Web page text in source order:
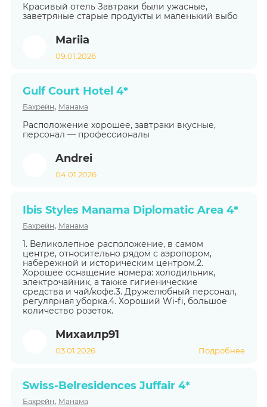
Красивый отель Завтраки были ужасные,
заветряные старые продукты и маленький выбо
Mariia
09.01.2026
Gulf Court Hotel 4*
Бахрейн, Манама
Расположение хорошее, завтраки вкусные,
персонал — профессионалы
Andrei
04.01.2026
Ibis Styles Manama Diplomatic Area 4*
Бахрейн, Манама
1. Великолепное расположение, в самом
центре, относительно рядом с аэропором,
набережной и историческим центром.2.
Хорошее оснащение номера: холодильник,
электрочайник, а также гигиенические
средства и чай/кофе.3. Дружелюбный персонал,
регулярная уборка.4. Хороший Wi-fi, большое
количество розеток.
Михаилр91
03.01.2026 Подробнее
Swiss-Belresidences Juffair 4*
Бахрейн, Манама